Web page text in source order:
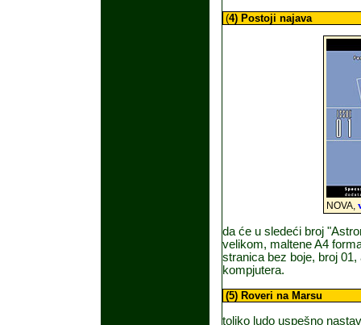
(4) Postoji najava
NOVA,
da će u sledeći broj
velikom, maltene A4
stranica bez boje, broj
kompjutera.
(5) Roveri na Marsu
toliko ludo uspešno